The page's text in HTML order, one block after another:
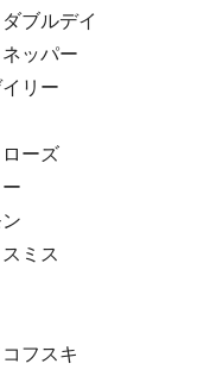
ブルデイ
ッパー
リー
ーズ
ミス
フスキ